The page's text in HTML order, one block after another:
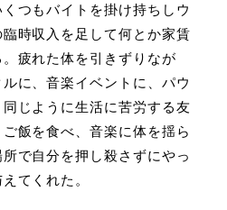
つもバイトを掛け持ちしウ
時収入を足して何とか家賃
疲れた体を引きずりなが
に、音楽イベントに、パウ
じように生活に苦労する友
飯を食べ、音楽に体を揺ら
で自分を押し殺さずにやっ
てくれた。